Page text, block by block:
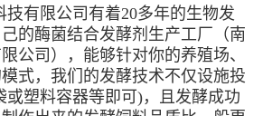
技有限公司有着20多年的生物发
的酶菌结合发酵剂生产工厂（南
公司），能够针对你的养殖场、
式，我们的发酵技术不仅设施投
或塑料容器等即可)，且发酵成功